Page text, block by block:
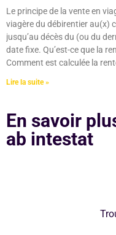
Le principe de la vente en
viagère du débirentier au(x)
jusqu’au décès du (ou du
date fixe. Qu’est-ce que la
Comment est calculée la
Lire la suite »
En savoir
ab intestat